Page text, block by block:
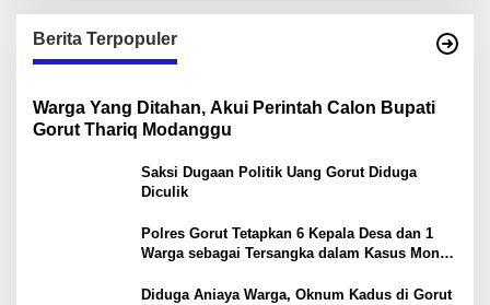
Berita Terpopuler
Warga Yang Ditahan, Akui Perintah Calon Bupati
Gorut Thariq Modanggu
Saksi Dugaan Politik Uang Gorut Diduga
Diculik
Polres Gorut Tetapkan 6 Kepala Desa dan 1
Warga sebagai Tersangka dalam Kasus Money
Diduga Aniaya Warga, Oknum Kadus di Gorut